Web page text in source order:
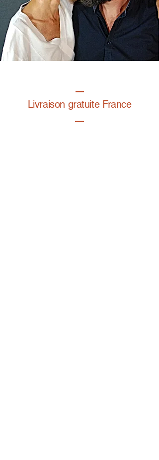
Livraison gratuite France